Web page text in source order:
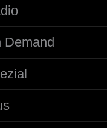
dort einziehen.
Demand